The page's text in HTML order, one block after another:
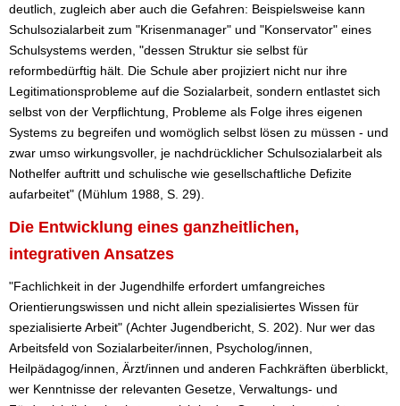
deutlich, zugleich aber auch die Gefahren: Beispielsweise kann
Schulsozialarbeit zum "Krisenmanager" und "Konservator" eines
Schulsystems werden, "dessen Struktur sie selbst für
reformbedürftig hält. Die Schule aber projiziert nicht nur ihre
Legitimationsprobleme auf die Sozialarbeit, sondern entlastet sich
selbst von der Verpflichtung, Probleme als Folge ihres eigenen
Systems zu begreifen und womöglich selbst lösen zu müssen - und
zwar umso wirkungsvoller, je nachdrücklicher Schulsozialarbeit als
Nothelfer auftritt und schulische wie gesellschaftliche Defizite
aufarbeitet" (Mühlum 1988, S. 29).
Die Entwicklung eines ganzheitlichen,
integrativen Ansatzes
"Fachlichkeit in der Jugendhilfe erfordert umfangreiches
Orientierungswissen und nicht allein spezialisiertes Wissen für
spezialisierte Arbeit" (Achter Jugendbericht, S. 202). Nur wer das
Arbeitsfeld von Sozialarbeiter/innen, Psycholog/innen,
Heilpädagog/innen, Ärzt/innen und anderen Fachkräften überblickt,
wer Kenntnisse der relevanten Gesetze, Verwaltungs- und